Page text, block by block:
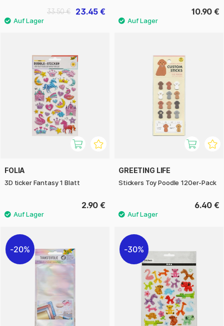
23.45 €
33.50 € 10.90 €
FOLIA
3D ticker Fantasy 1 Blatt
2.90 €
GREETING LIFE
Stickers Toy Poodle 120er-Pack
6.40 €
20% 30%